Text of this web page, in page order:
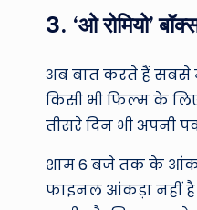
3. ‘ओ रोमियो’
अब बात करते हैं सबसे
किसी भी फिल्म के लिए
तीसरे दिन भी अपनी
शाम 6 बजे तक के
फाइनल आंकड़ा नहीं